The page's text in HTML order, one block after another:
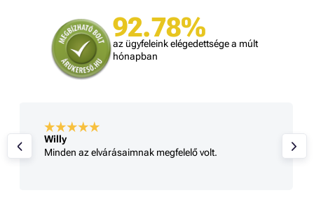
92.78%
az ügyfeleink elégedettsége a múlt
hónapban
Willy
Minden az elvárásaimnak megfelelő volt.